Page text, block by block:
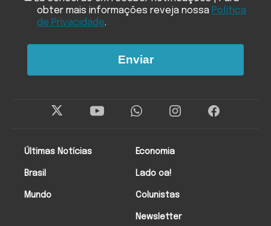
Últimas Notícias
Brasil
Mundo
Economia
Lado oa!
Colunistas
Newsletter
obter mais informações reveja nossaPolítica
de Privacidade.
Enviar